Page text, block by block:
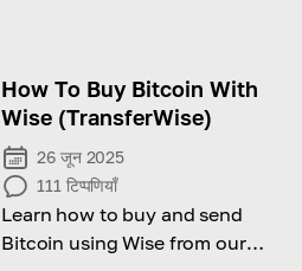
How To Buy Bitcoin With
Wise (TransferWise)
26 जून 2025
111 टिप्पणियाँ
Learn how to buy and send
Bitcoin using Wise from our